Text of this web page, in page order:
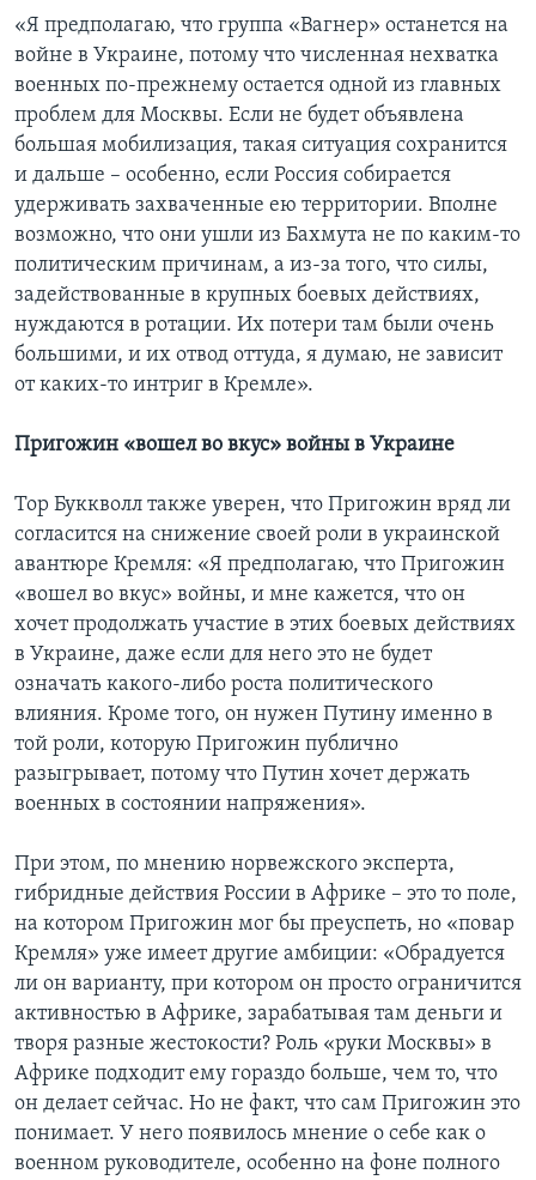
«Я предполагаю, что группа «Вагнер» останется на
войне в Украине, потому что численная нехватка
военных по-прежнему остается одной из главных
проблем для Москвы. Если не будет объявлена
большая мобилизация, такая ситуация сохранится
и дальше – особенно, если Россия собирается
удерживать захваченные ею территории. Вполне
возможно, что они ушли из Бахмута не по каким-то
политическим причинам, а из-за того, что силы,
задействованные в крупных боевых действиях,
нуждаются в ротации. Их потери там были очень
большими, и их отвод оттуда, я думаю, не зависит
от каких-то интриг в Кремле».
Пригожин «вошел во вкус» войны в Украине
Тор Буккволл также уверен, что Пригожин вряд ли
согласится на снижение своей роли в украинской
авантюре Кремля: «Я предполагаю, что Пригожин
«вошел во вкус» войны, и мне кажется, что он
хочет продолжать участие в этих боевых действиях
в Украине, даже если для него это не будет
означать какого-либо роста политического
влияния. Кроме того, он нужен Путину именно в
той роли, которую Пригожин публично
разыгрывает, потому что Путин хочет держать
военных в состоянии напряжения».
При этом, по мнению норвежского эксперта,
гибридные действия России в Африке – это то поле,
на котором Пригожин мог бы преуспеть, но «повар
Кремля» уже имеет другие амбиции: «Обрадуется
ли он варианту, при котором он просто ограничится
активностью в Африке, зарабатывая там деньги и
творя разные жестокости? Роль «руки Москвы» в
Африке подходит ему гораздо больше, чем то, что
он делает сейчас. Но не факт, что сам Пригожин это
понимает. У него появилось мнение о себе как о
военном руководителе, особенно на фоне полного